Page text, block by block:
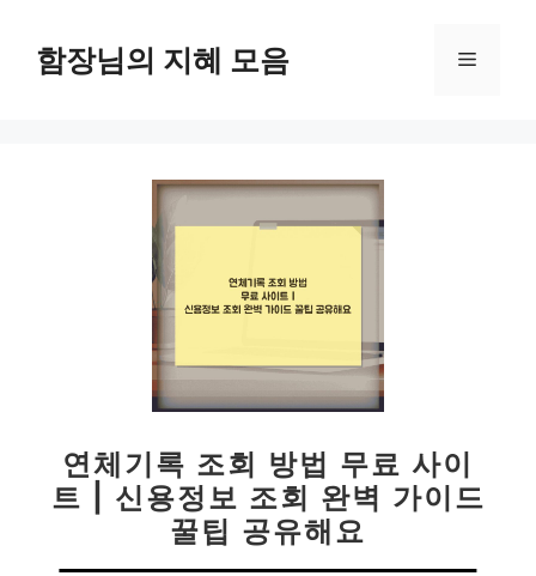
함장님의 지혜 모음 메
연체기록 조회 방법 무료 사이
트 | 신용정보 조회 완벽 가이드
꿀팁 공유해요